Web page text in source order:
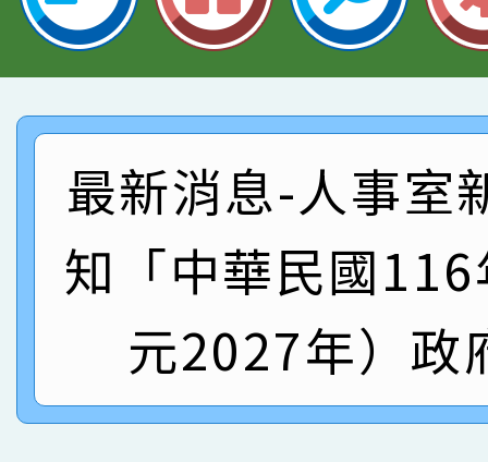
指導老師林老師
賽 劉文瑛教師榮獲教
臺灣台語-第二名
賀！本校參與2026世
市賽榮獲科學小創客佳
賀！本校參加桃園市中
名
倩參加桃園市科展 國
名 指導老師王老師、
賀！本校四年二班張O
園市英語競賽國小朗讀
指導老師林老師
賀！本校參加桃園市中
賽 劉文瑛教師榮獲教
臺灣台語-第二名
賀！本校參與2026世
市賽榮獲科學小創客佳
最新消息-人事室
知「中華民國
元2027年）政